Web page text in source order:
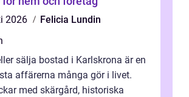
2026
Felicia Lundin
sälja bostad i Karlskrona är en
affärerna många gör i livet.
med skärgård, historiska